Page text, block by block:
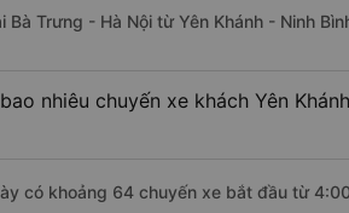
Trưng - Hà Nội từ Yên Khánh - Ninh
nhiêu chuyến xe khách Yên
có khoảng 64 chuyến xe bắt đầu từ